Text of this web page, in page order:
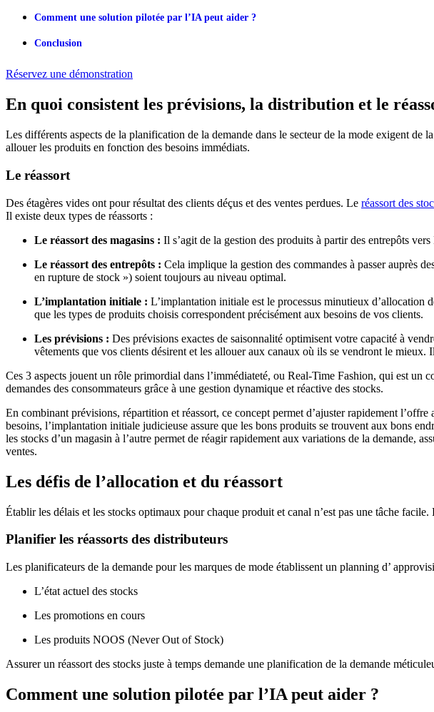
Comment une solution pilotée par l’IA peut aider ?
Conclusion
Réservez une démonstration
En quoi consistent les prévisions, la distribution et le
Les différents aspects de la planification de la demande dans le secteur de la mode exigent
allouer les produits en fonction des besoins immédiats.
Le réassort
Des étagères vides ont pour résultat des clients déçus et des ventes perdues. Le réassort des
Il existe deux types de réassorts :
Le réassort des magasins : Il s’agit de la gestion des produits à partir des entrepôts
Le réassort des entrepôts : Cela implique la gestion des commandes à passer auprès
en rupture de stock ») soient toujours au niveau optimal.
L’implantation initiale : L’implantation initiale est le processus minutieux d’allocation
que les types de produits choisis correspondent précisément aux besoins de vos clients.
Les prévisions : Des prévisions exactes de saisonnalité optimisent votre capacité à
vêtements que vos clients désirent et les allouer aux canaux où ils se vendront le
Ces 3 aspects jouent un rôle primordial dans l’immédiateté, ou Real-Time Fashion, qui est un
demandes des consommateurs grâce à une gestion dynamique et réactive des stocks.
En combinant prévisions, répartition et réassort, ce concept permet d’ajuster rapidement
besoins, l’implantation initiale judicieuse assure que les bons produits se trouvent aux bons
les stocks d’un magasin à l’autre permet de réagir rapidement aux variations de la demande,
ventes.
Les défis de l’allocation et du réassort
Établir les délais et les stocks optimaux pour chaque produit et canal n’est pas une tâche
Planifier les réassorts des distributeurs
Les planificateurs de la demande pour les marques de mode établissent un planning d’
L’état actuel des stocks
Les promotions en cours
Les produits NOOS (Never Out of Stock)
Assurer un réassort des stocks juste à temps demande une planification de la demande
Comment une solution pilotée par l’IA peut aider ?